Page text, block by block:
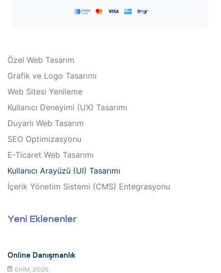
Özel Web Tasarım
Grafik ve Logo Tasarımı
Web Sitesi Yenileme
Kullanıcı Deneyimi (UX) Tasarımı
Duyarlı Web Tasarım
SEO Optimizasyonu
E-Ticaret Web Tasarımı
Kullanıcı Arayüzü (UI) Tasarımı
İçerik Yönetim Sistemi (CMS) Entegrasyonu
Yeni Eklenenler
Online Danışmanlık
EKIM, 2025